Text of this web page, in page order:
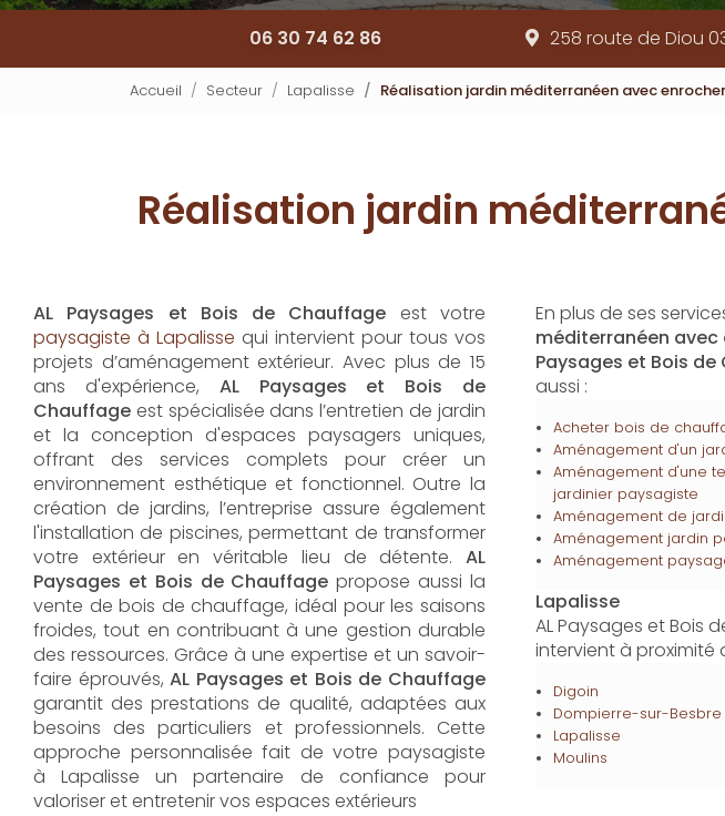
06 30 74 62 86 258 route de Diou
Accueil Secteur Lapalisse Réalisation jardin méditerranéen avec
Réalisation jardin
AL Paysages et Bois de Chauffage est votre
paysagiste à Lapalisse qui intervient pour tous vos
projets d’aménagement extérieur. Avec plus de 15
ans d'expérience, AL Paysages et Bois de
Chauffage est spécialisée dans l’entretien de jardin
et la conception d'espaces paysagers uniques,
offrant des services complets pour créer un
environnement esthétique et fonctionnel. Outre la
création de jardins, l’entreprise assure également
l'installation de piscines, permettant de transformer
votre extérieur en véritable lieu de détente. AL
Paysages et Bois de Chauffage propose aussi la
vente de bois de chauffage, idéal pour les saisons
froides, tout en contribuant à une gestion durable
des ressources. Grâce à une expertise et un savoir-
faire éprouvés,AL Paysages et Bois de Chauffage
garantit des prestations de qualité, adaptées aux
besoins des particuliers et professionnels. Cette
approche personnalisée fait de votre paysagiste
à Lapalisse un partenaire de confiance pour
valoriser et entretenir vos espaces extérieurs
En plus de ses
méditerranéen avec
Paysages et Bois
aussi :
Acheter bois de
Aménagement d'un
Aménagement d'une
jardinier paysagiste
Aménagement de
Aménagement jardin
Aménagement
Lapalisse
AL Paysages et Bois
intervient à proximité
Digoin
Dompierre-sur-Besbre
Lapalisse
Moulins